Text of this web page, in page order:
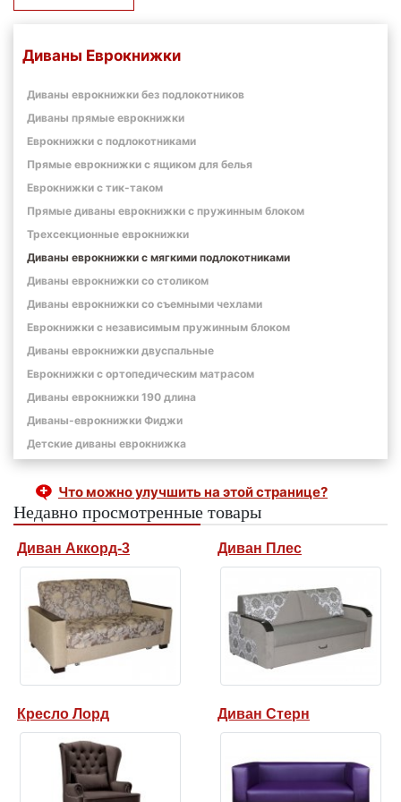
Диваны Еврокнижки
Диваны еврокнижки без подлокотников
Диваны прямые еврокнижки
Еврокнижки с подлокотниками
Прямые еврокнижки с ящиком для белья
Еврокнижки с тик-таком
Прямые диваны еврокнижки с пружинным блоком
Трехсекционные еврокнижки
Диваны еврокнижки с мягкими подлокотниками
Диваны еврокнижки со столиком
Диваны еврокнижки со съемными чехлами
Еврокнижки с независимым пружинным блоком
Диваны еврокнижки двуспальные
Еврокнижки с ортопедическим матрасом
Диваны еврокнижки 190 длина
Диваны-еврокнижки Фиджи
Детские диваны еврокнижка
Что можно улучшить на этой странице?
Недавно просмотренные товары
Диван Аккорд-3 Диван Плес
Кресло Лорд Диван Стерн